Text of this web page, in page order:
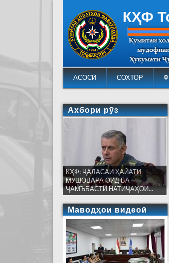
КҲФ
АСОСӢ СОХТОР
Ахбори рӯз
КҲФ: ҶАЛАСАИ ҲАЙАТИ
МУШОВАРА ОИД БА
ҶАМЪБАСТИ НАТИҶАҲОИ...
Маводҳои видеоӣ